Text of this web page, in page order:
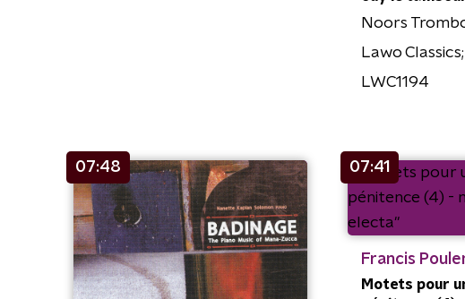
Noors
Lawo
LWC1194
07:48 07:41
Francis
Motets pour